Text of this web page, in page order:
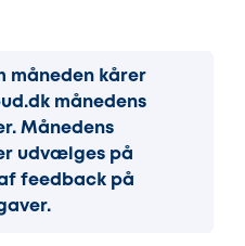
måneden kårer
månedens
Månedens
udvælges på
feedback på